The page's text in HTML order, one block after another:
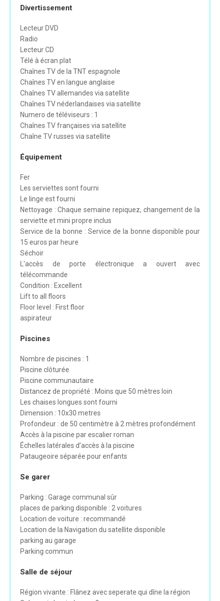
Divertissement
Lecteur DVD
Radio
Lecteur CD
Télé à écran plat
Chaînes TV de la TNT espagnole
Chaînes TV en langue anglaise
Chaînes TV allemandes via satellite
Chaînes TV néderlandaises via satellite
Numero de téléviseurs : 1
Chaînes TV françaises via satellite
Chaîne TV russes via satellite
Équipement
Fer
Les serviettes sont fourni
Le linge est fourni
Nettoyage : Chaque semaine repiquez, changement de la
serviette et mini propre inclus
Service de la bonne : Service de la bonne disponible pour
15 euros par heure
Séchoir
L'accès de porte électronique a ouvert avec
télécommande
Condition : Excellent
Lift to all floors
Floor level : First floor
aspirateur
Piscines
Nombre de piscines : 1
Piscine clôturée
Piscine communautaire
Distancez de propriété : Moins que 50 mètres loin
Les chaises longues sont fourni
Dimension : 10x30 metres
Profondeur : de 50 centimètre à 2 mètres profondément
Accès à la piscine par escalier roman
Échelles latérales d’accès à la piscine
Pataugeoire séparée pour enfants
Se garer
Parking : Garage communal sûr
places de parking disponible : 2 voitures
Location de voiture : recommandé
Location de la Navigation du satellite disponible
parking au garage
Parking commun
Salle de séjour
Région vivante : Flânez avec seperate qui dîne la région